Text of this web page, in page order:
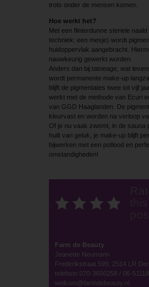
trots onder de mensen komen.
Hoe werkt het?
Met een flinterdunne steriele
techniek: een mesje) wordt
huidoppervlak aangebracht.
nauwkeurig gewerkt worden.
Anders dan bij tatoeage, wat
wordt permanente make-up
blijft de pigmentates twee tot vijf
werkt met de methode van Ecuri
van GGD Haaglanden. De
kleurvast en worden na verloop
Of je nu vaak zwemt, in de sauna
huilt van geluk, je make-up blijft
bijwerken met een potlood en
omstandigheden!
Farm de Beauty
Jeanette Neumann
Frederikstraat 599, 2514 LR
telefoon 070-3650258 / 06-
welkom@farmdebeauty.nl